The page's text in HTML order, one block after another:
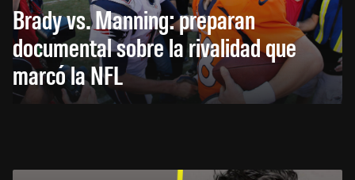
Brady vs. Manning: preparan
documental sobre la rivalidad que
marcó la NFL